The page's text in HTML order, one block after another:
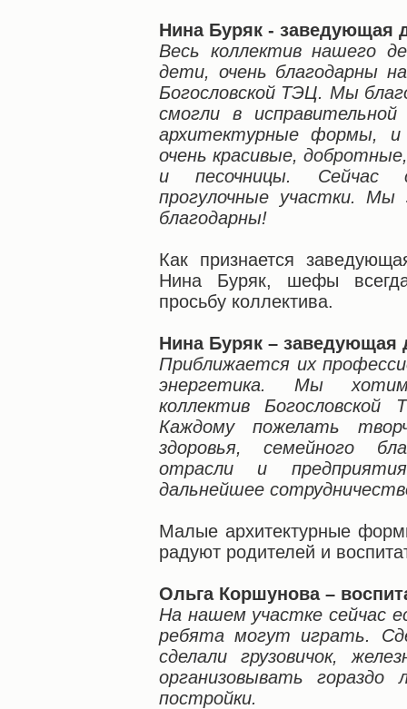
Нина Буряк - заведующая
Весь коллектив нашего
дети, очень благодарны
Богословской ТЭЦ. Мы
смогли в
архитектурные формы, и
очень красивые,
и песочницы. Сейчас
прогулочные участки.
благодарны!
Как признается
Нина Буряк, шефы
просьбу коллектива.
Нина Буряк –
Приближается их
энергетика. Мы
коллектив
Каждому пожелать
здоровья, семейного
отрасли и
дальнейшее
Малые архитектурные
радуют родителей и
Ольга Коршунова –
На нашем участке сейчас
ребята могут играть.
сделали грузовичок,
организовывать
постройки.